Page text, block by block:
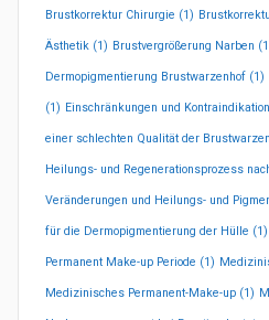
Brustkorrektur Chirurgie (1)
Ästhetik (1) Brustvergrößerung Narben
Dermopigmentierung Brustwarzenhof (1)
(1) Einschränkungen und
einer schlechten Qualität der
Heilungs- und Regenerationsprozess
Veränderungen und Heilungs- und
für die Dermopigmentierung der Hülle (1)
Permanent Make-up Periode (1)
Medizinisches Permanent-Make-up (1)